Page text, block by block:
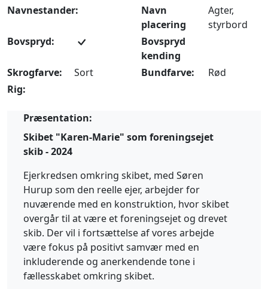
Navnestander:
Navn
placering
Agter,
styrbord
Bovspryd:
Bovspryd
kending
Skrogfarve:
Sort Bundfarve:
Rød
Rig:
Præsentation:
Skibet "Karen-Marie" som foreningsejet
skib - 2024
Ejerkredsen omkring skibet, med Søren
Hurup som den reelle ejer, arbejder for
nuværende med en konstruktion, hvor skibet
overgår til at være et foreningsejet og drevet
skib. Der vil i fortsættelse af vores arbejde
være fokus på positivt samvær med en
inkluderende og anerkendende tone i
fællesskabet omkring skibet.